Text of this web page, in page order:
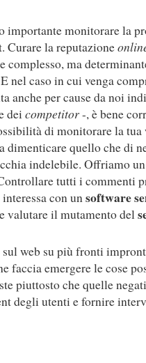
importante monitorare la
Curare la reputazione
complesso, ma
nel caso in cui venga
anche per cause da noi
deicompetitor-, è bene
di monitorare la tua
dimenticare quello che di
indelebile. Offriamo
tutti i commenti
con unsoftware
e valutare il mutamento del
web su più fronti
faccia emergere le cose
piuttosto che quelle
degli utenti e fornire